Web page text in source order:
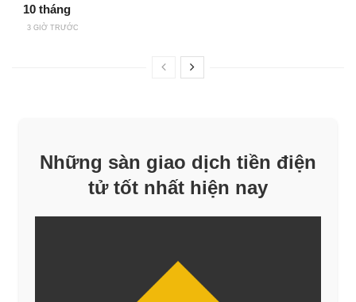
10 tháng
3 GIỜ TRƯỚC
Những sàn giao dịch tiền điện
tử tốt nhất hiện nay